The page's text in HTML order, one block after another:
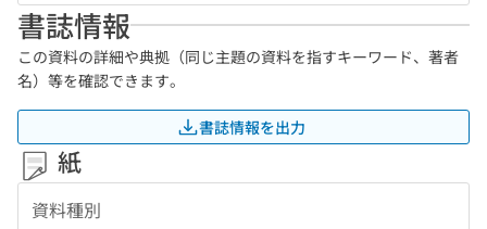
書誌情報
この資料の詳細や典拠（同じ主題の資料を指すキーワード、著者
名）等を確認できます。
書誌情報を出力
紙
資料種別